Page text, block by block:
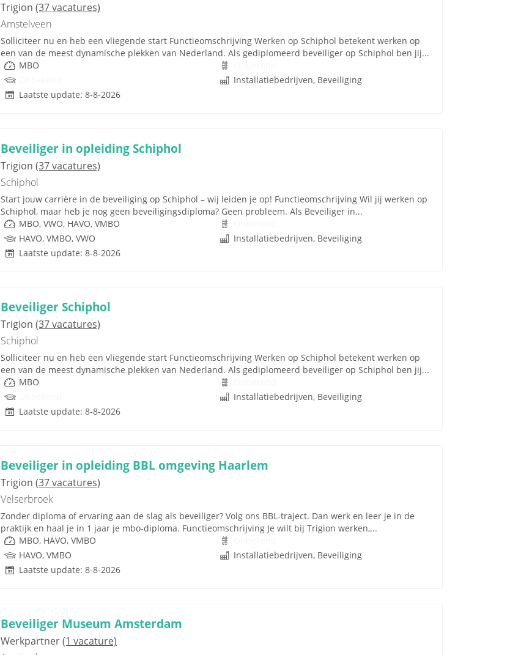
Trigion (37 vacatures)
Amstelveen
Solliciteer nu en heb een vliegende start Functieomschrijving Werken op Schiphol betekent werken op
een van de meest dynamische plekken van Nederland. Als gediplomeerd beveiliger op Schiphol ben jij...
MBO
Installatiebedrijven, Beveiliging
Laatste update: 8-8-2026
Beveiliger in opleiding Schiphol
Trigion (37 vacatures)
Schiphol
Start jouw carrière in de beveiliging op Schiphol – wij leiden je op! Functieomschrijving Wil jij werken op
Schiphol, maar heb je nog geen beveiligingsdiploma? Geen probleem. Als Beveiliger in...
MBO, VWO, HAVO, VMBO
HAVO, VMBO, VWO
Installatiebedrijven, Beveiliging
Laatste update: 8-8-2026
Beveiliger Schiphol
Trigion (37 vacatures)
Schiphol
Solliciteer nu en heb een vliegende start Functieomschrijving Werken op Schiphol betekent werken op
een van de meest dynamische plekken van Nederland. Als gediplomeerd beveiliger op Schiphol ben jij...
MBO
Installatiebedrijven, Beveiliging
Laatste update: 8-8-2026
Beveiliger in opleiding BBL omgeving Haarlem
Trigion (37 vacatures)
Velserbroek
Zonder diploma of ervaring aan de slag als beveiliger? Volg ons BBL-traject. Dan werk en leer je in de
praktijk en haal je in 1 jaar je mbo-diploma. Functieomschrijving Je wilt bij Trigion werken,...
MBO, HAVO, VMBO
HAVO, VMBO
Installatiebedrijven, Beveiliging
Laatste update: 8-8-2026
Beveiliger Museum Amsterdam
Werkpartner(1 vacature)